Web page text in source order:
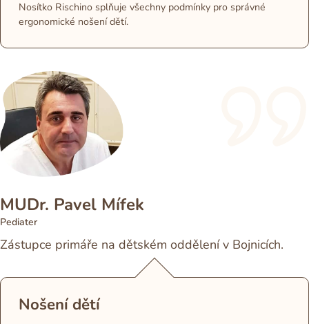
Nosítko Rischino splňuje všechny podmínky pro správné
ergonomické nošení dětí.
MUDr. Pavel Mífek
Pediater
Zástupce primáře na dětském oddělení v Bojnicích.
Nošení dětí